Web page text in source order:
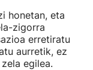
honetan, eta
zigorra
erretiratu
aurretik, ez
egilea.